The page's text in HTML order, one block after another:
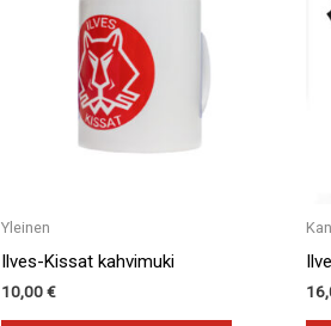
Yleinen
Ilves-Kissat kahvimuki
10,00€